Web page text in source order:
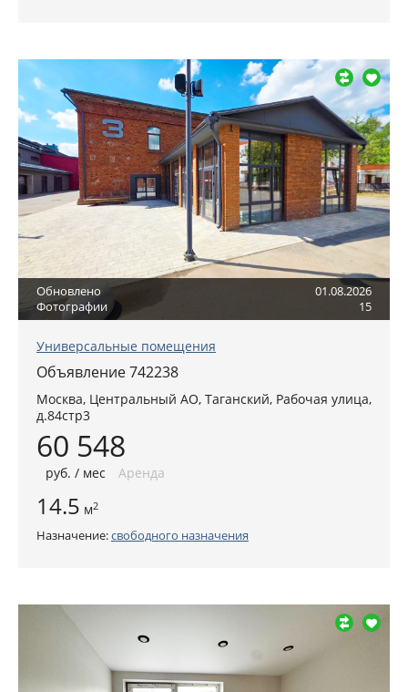
Обновлено
01.08.2026
Фотографии
15
Универсальные помещения
Объявление 742238
Москва, Центральный АО, Таганский, Рабочая улица,
д.84стр3
60 548
руб. / мес Аренда
14.5 м2
Назначение:свободного назначения